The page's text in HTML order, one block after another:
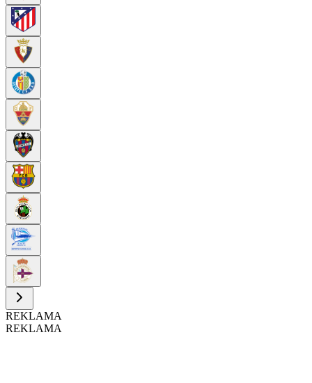
REKLAMA
REKLAMA